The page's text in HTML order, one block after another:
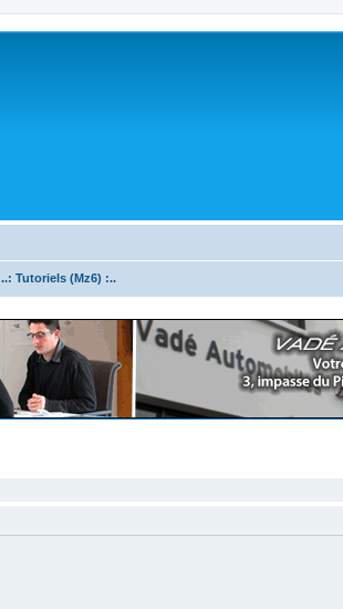
..: Tutoriels (Mz6) :..